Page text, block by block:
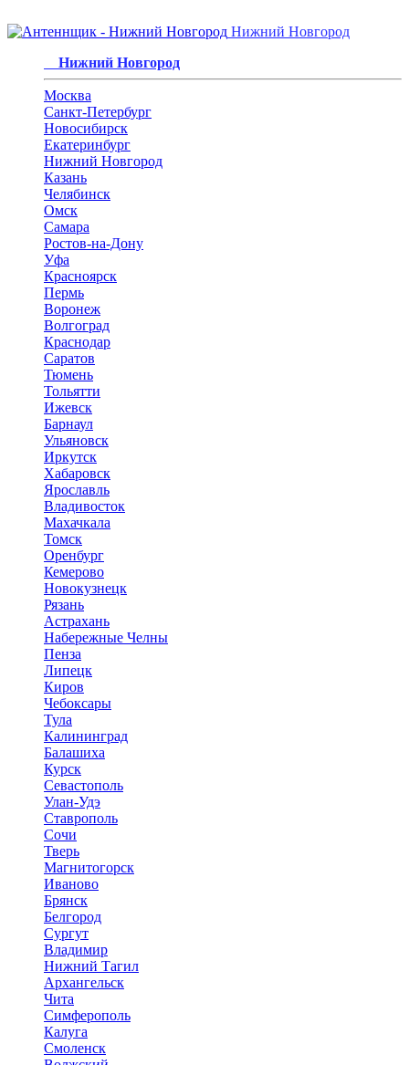
Нижний Новгород
Нижний Новгород
Москва
Санкт-Петербург
Новосибирск
Екатеринбург
Нижний Новгород
Казань
Челябинск
Омск
Самара
Ростов-на-Дону
Уфа
Красноярск
Пермь
Воронеж
Волгоград
Краснодар
Саратов
Тюмень
Тольятти
Ижевск
Барнаул
Ульяновск
Иркутск
Хабаровск
Ярославль
Владивосток
Махачкала
Томск
Оренбург
Кемерово
Новокузнецк
Рязань
Астрахань
Набережные Челны
Пенза
Липецк
Киров
Чебоксары
Тула
Калининград
Балашиха
Курск
Севастополь
Улан-Удэ
Ставрополь
Сочи
Тверь
Магнитогорск
Иваново
Брянск
Белгород
Сургут
Владимир
Нижний Тагил
Архангельск
Чита
Симферополь
Калуга
Смоленск